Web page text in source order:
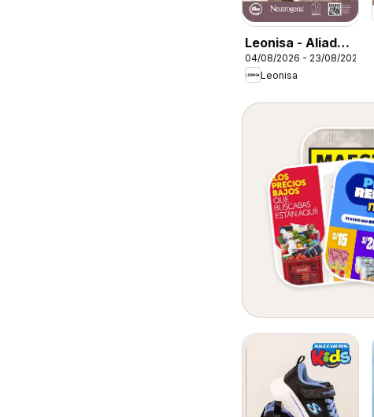
Leonisa - Aliados
Leonisa
04/08/2026 - 23/08/2026
Leonisa